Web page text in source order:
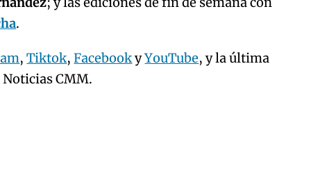
.
,Tiktok,FacebookyYouTube, y la última
CMM.